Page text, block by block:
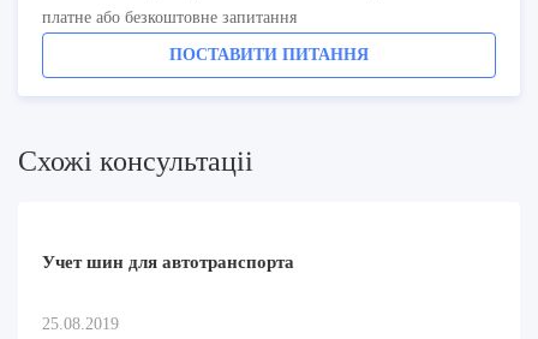
платне або безкоштовне запитання
ПОСТАВИТИ ПИТАННЯ
Схожi консультацii
Учет шин для автотранспорта
25.08.2019